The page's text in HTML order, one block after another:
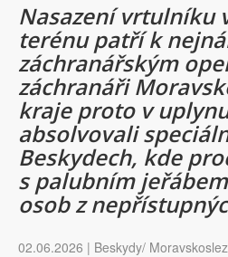
Nasazení vrtulníku
terénu patří k
záchranářským
záchranáři
kraje proto v
absolvovali
Beskydech, kde
s palubním
osob z
02.06.2026 | Beskydy/